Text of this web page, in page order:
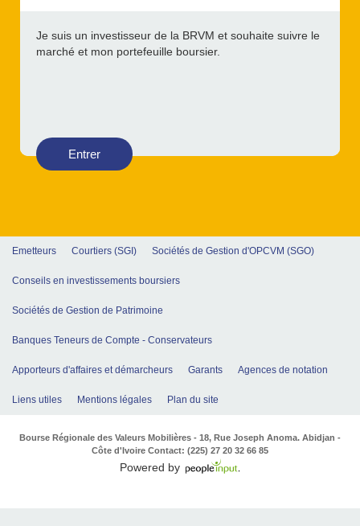
Je suis un investisseur de la BRVM et souhaite suivre le
marché et mon portefeuille boursier.
Entrer
Emetteurs Courtiers (SGI) Sociétés de Gestion d'OPCVM (SGO)
Conseils en investissements boursiers
Sociétés de Gestion de Patrimoine
Banques Teneurs de Compte - Conservateurs
Apporteurs d'affaires et démarcheurs Garants Agences de notation
Liens utiles Mentions légales Plan du site
Bourse Régionale des Valeurs Mobilières - 18, Rue Joseph Anoma. Abidjan -
Côte d'Ivoire Contact: (225) 27 20 32 66 85
Powered by